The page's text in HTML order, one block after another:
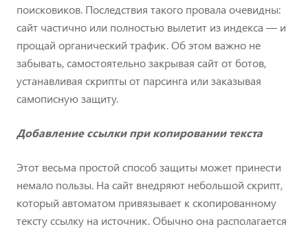
поисковиков. Последствия такого провала очевидны:
сайт частично или полностью вылетит из индекса — и
прощай органический трафик. Об этом важно не
забывать, самостоятельно закрывая сайт от ботов,
устанавливая скрипты от парсинга или заказывая
самописную защиту.
Добавление ссылки при копировании текста
Этот весьма простой способ защиты может принести
немало пользы. На сайт внедряют небольшой скрипт,
который автоматом привязывает к скопированному
тексту ссылку на источник. Обычно она располагается